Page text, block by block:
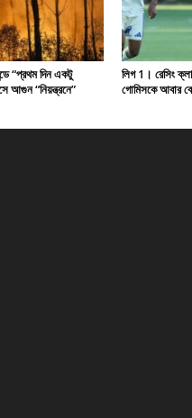
“প্রথম দিন একটু
আগুন “নিয়ন্ত্রনে”
লিগ 1। রেসিং
গোমিসকে আবার